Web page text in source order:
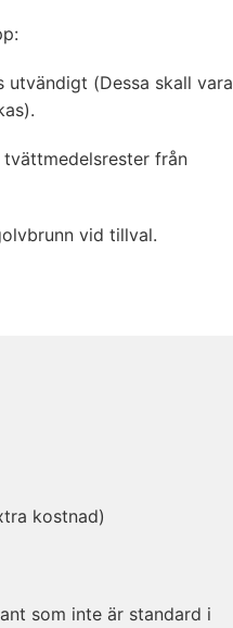
(Dessa skall vara
från
vid tillval.
kostnad)
som inte är standard i